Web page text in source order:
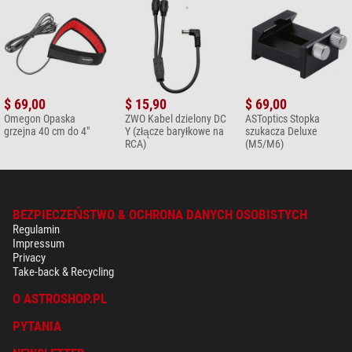
$ 69,00
Omegon Opaska
grzejna 40 cm do 4"
$ 15,90
ZWO Kabel dzielony DC
Y (złącze baryłkowe na
RCA)
$ 69,00
ASToptics Stopka
szukacza Deluxe
(M5/M6)
BEZPIECZEŃSTWO & OCHRONA DANYCH OSOBISTYCH
Regulamin
Impressum
Privacy
Take-back & Recycling
O ASTROSHOP.PL
PYTANIA